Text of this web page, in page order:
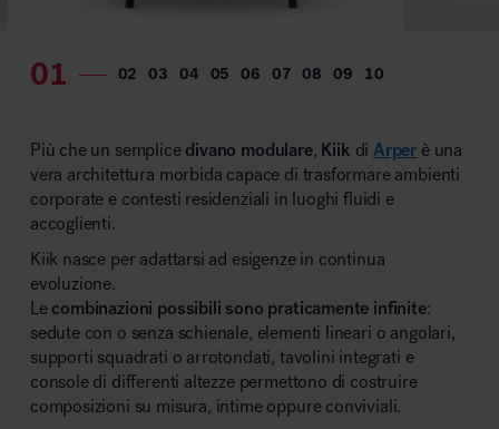
Più che un semplice divano modulare, Kiik di Arper è una
vera architettura morbida capace di trasformare ambienti
corporate e contesti residenziali in luoghi fluidi e
accoglienti.
Kiik nasce per adattarsi ad esigenze in continua
evoluzione.
Le combinazioni possibili sono praticamente infinite:
sedute con o senza schienale, elementi lineari o angolari,
supporti squadrati o arrotondati, tavolini integrati e
console di differenti altezze permettono di costruire
composizioni su misura, intime oppure conviviali.